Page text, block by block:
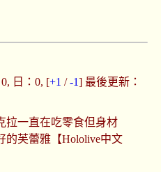
日：0, [+1 /-1] 最後更新：
拉一直在吃零食但身材
的芙蕾雅【Hololive中文